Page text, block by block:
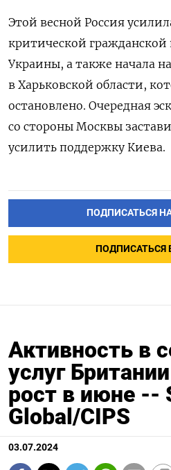
Этой весной Россия
критической
Украины, а также начала
в Харьковской области,
остановлено. Очередная
со стороны Москвы
усилить поддержку Киева.
ПОДПИСАТЬСЯ
ПОДПИСАТЬСЯ В
Активность в
услуг
рост в июне --
Global/CIPS
03.07.2024